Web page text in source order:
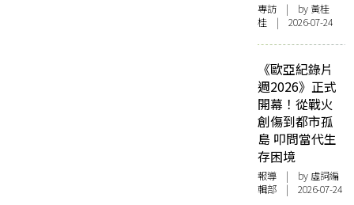
專訪 | by 黃桂
桂 | 2026-07-24
《歐亞紀錄片
週2026》正式
開幕！從戰火
創傷到都市孤
島 叩問當代生
存困境
報導 | by 虛詞編
輯部 | 2026-07-24